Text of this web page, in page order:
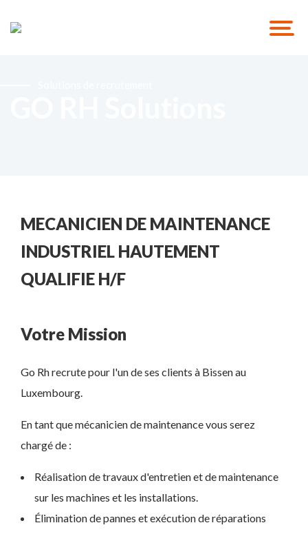
MECANICIEN DE MAINTENANCE
INDUSTRIEL HAUTEMENT
QUALIFIE H/F
Votre Mission
Go Rh recrute pour l'un de ses clients à Bissen au
Luxembourg.
En tant que mécanicien de maintenance vous serez
chargé de :
Réalisation de travaux d'entretien et de maintenance
sur les machines et les installations.
Élimination de pannes et exécution de réparations